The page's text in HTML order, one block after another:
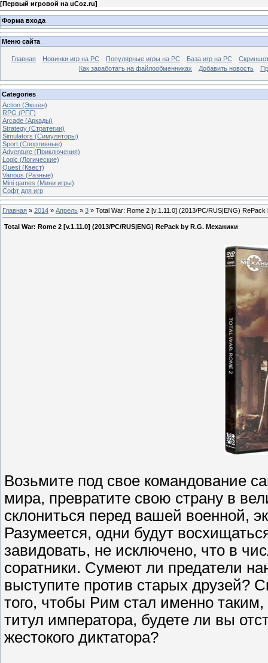
[Первый игровой на uCoz.ru]
Форма входа
Меню сайта
Главная Новинки игр на PC Популярные игры на PC База игр на РС
Как заработать на файлообменниках
Добавить новость
Categories
Action (Экшен)
RPG (РПГ)
Arcade (Аркады)
Strategy (Стратегии)
Simulators (Симуляторы)
Sport (Спортивные)
Adventure (Приключения)
Logic (Логические)
Quest (Квест)
Various (Разные)
Mini games (Мини игры)
Софт для игр
Главная » 2014 » Апрель » 3 » Total War: Rome 2 [v.1.11.0] (2013/PC/RUS|ENG)
Total War: Rome 2 [v.1.11.0] (2013/PC/RUS|ENG) RePack by R.G. Механики
Возьмите под свое командование
мира, превратите свою страну в
склониться перед вашей военной,
Разумеется, одни будут
завидовать, не исключено, что в
соратники. Сумеют ли предатели
выступите против старых друзей?
того, чтобы Рим стал именно
титул императора, будете ли вы
жестокого диктатора?